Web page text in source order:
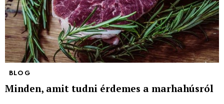
BLOG
Minden, amit tudni érdemes a marhahúsról